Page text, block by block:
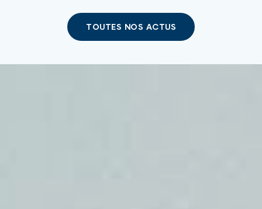
TOUTES NOS ACTUS